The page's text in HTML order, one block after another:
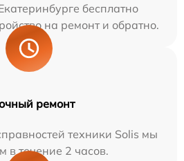
бесплатно
на ремонт и обратно.
ремонт
техники Solis мы
в течение 2 часов.